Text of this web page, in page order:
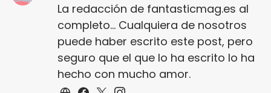
La redacción de fantasticmag.es al
completo... Cualquiera de nosotros
puede haber escrito este post, pero
seguro que el que lo ha escrito lo ha
hecho con mucho amor.